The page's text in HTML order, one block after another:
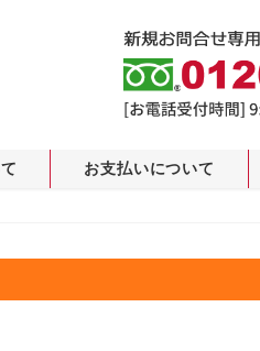
お支払いについて